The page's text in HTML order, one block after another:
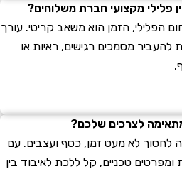
מקצועי חברת משלוחים?
הזמן הוא משאב קריטי. עורך
מסמכים רגישים, ראיות או
לצרכים שלכם?
לא מעט זמן, כסף ועצבים. עם
טכניים, קל ללכת לאיבוד בין